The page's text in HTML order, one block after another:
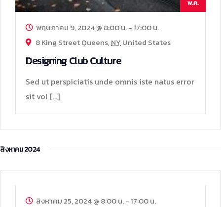
พ.ค.
พฤษภาคม 9, 2024 @ 8:00 น.-17:00 น.
8 King Street Queens,NYUnited States
Designing Club Culture
Sed ut perspiciatis unde omnis iste natus error
sit vol […]
สิงหาคม 2024
25
สิงหาคม 25, 2024 @ 8:00 น.-17:00 น.